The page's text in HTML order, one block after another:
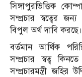
সিঙ্গাপুরভিত্তিক
সম্প্রচার স্বত্বের
বিপুল অর্থ দাবি করছে।
বর্তমান আর্থিক
সম্প্রচার স্বত্ব
সম্প্রচারমন্ত্রী জহির